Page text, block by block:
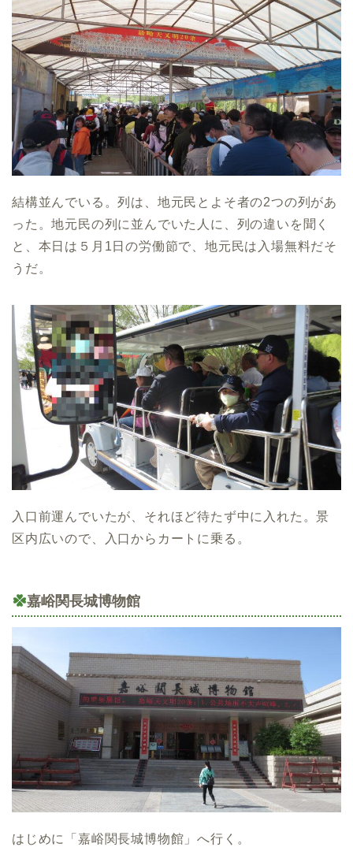
結構並んでいる。列は、地元民とよそ者の2つの列があ
った。地元民の列に並んでいた人に、列の違いを聞く
と、本日は５月1日の労働節で、地元民は入場無料だそ
うだ。
入口前運んでいたが、それほど待たず中に入れた。景
区内広いので、入口からカートに乗る。
嘉峪関長城博物館
はじめに「嘉峪関長城博物館」へ行く。